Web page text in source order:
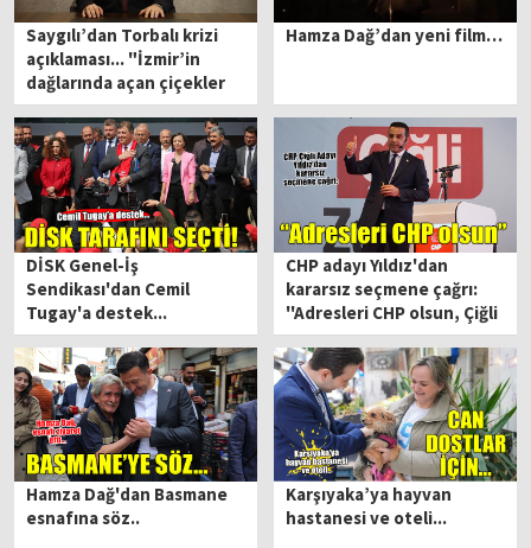
Saygılı’dan Torbalı krizi
açıklaması... "İzmir’in
dağlarında açan çiçekler
hepimizin"
Hamza Dağ’dan yeni film…
DİSK Genel-İş
Sendikası'dan Cemil
Tugay'a destek...
CHP adayı Yıldız'dan
kararsız seçmene çağrı:
''Adresleri CHP olsun, Çiğli
kazansın''
Hamza Dağ'dan Basmane
esnafına söz..
Karşıyaka’ya hayvan
hastanesi ve oteli...